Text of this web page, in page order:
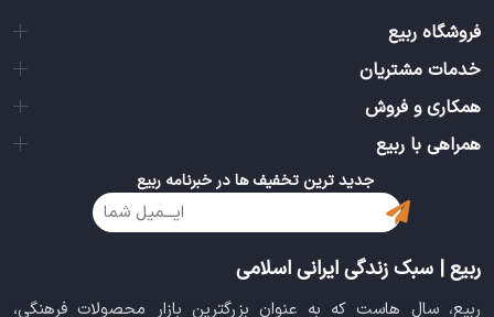
فروشگاه ربیع
خدمات مشتریان
همکاری و فروش
همراهی با ربیع
جدید ترین تخفیف ها در خبرنامه ربیع
ربیع | سبک زندگی ایرانی اسلامی
ربیع، سال هاست که به عنوان بزرگترین بازار محصولات فرهنگی،